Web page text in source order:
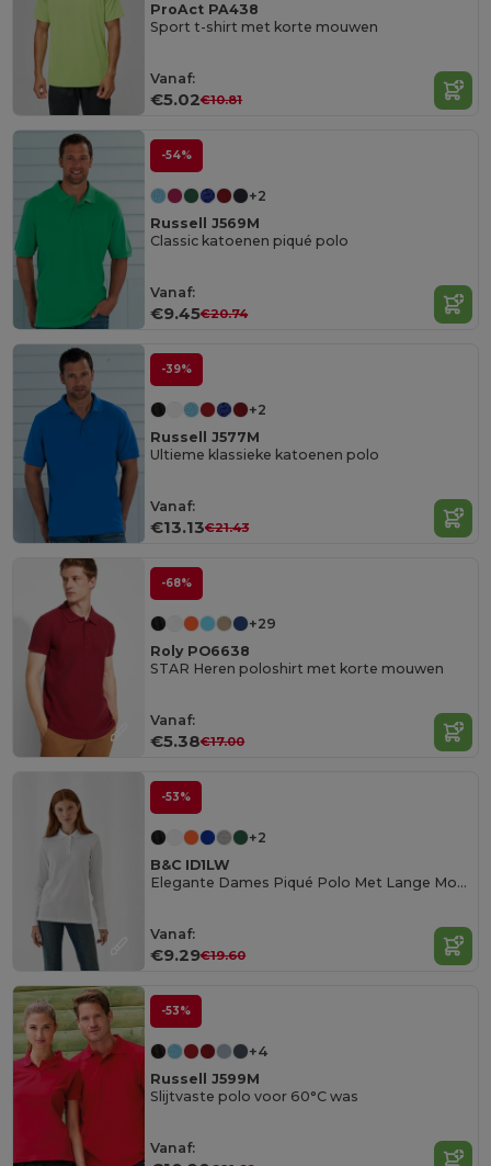
ProAct PA438
Sport t-shirt met korte mouwen
Vanaf:
€5.02€10.81
-54%
+2
Russell J569M
Classic katoenen piqué polo
Vanaf:
€9.45€20.74
-39%
+2
Russell J577M
Ultieme klassieke katoenen polo
Vanaf:
€13.13€21.43
-68%
+29
Roly PO6638
STAR Heren poloshirt met korte mouwen
Vanaf:
€5.38€17.00
-53%
+2
B&C ID1LW
Elegante Dames Piqué Polo Met Lange Mouwen
Vanaf:
€9.29€19.60
-53%
+4
Russell J599M
Slijtvaste polo voor 60°C was
Vanaf: